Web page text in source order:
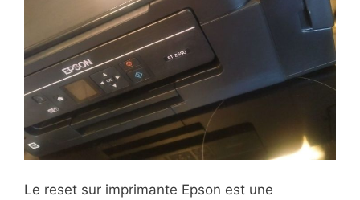
Le reset sur imprimante Epson est une